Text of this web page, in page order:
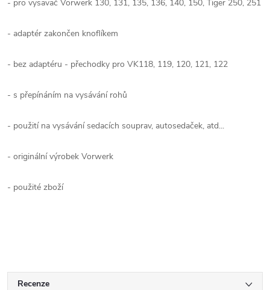
- pro vysavač Vorwerk 130, 131, 135, 136, 140, 150, Tiger 250, 251
- adaptér zakončen knoflíkem
- bez adaptéru - přechodky pro VK118, 119, 120, 121, 122
- s přepínáním na vysávání rohů
- použití na vysávání sedacích souprav, autosedaček, atd...
- originální výrobek Vorwerk
- použité zboží
Recenze